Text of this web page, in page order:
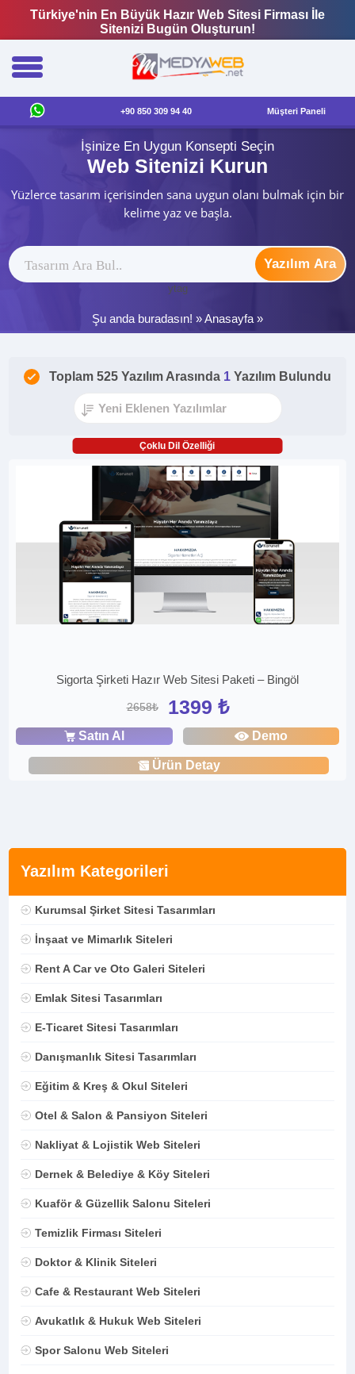
Türkiye'nin En Büyük Hazır Web Sitesi Firması İle
Sitenizi Bugün Oluşturun!
+90 850 309 94 40 Müşteri Paneli
İşinize En Uygun Konsepti Seçin
Web Sitenizi Kurun
Yüzlerce tasarım içerisinden sana uygun olanı bulmak için bir
kelime yaz ve başla.
Yazılım Ara
ytag
Şu anda buradasın! »Anasayfa »
Yazılım Kategorileri
Kurumsal Şirket Sitesi Tasarımları
İnşaat ve Mimarlık Siteleri
Rent A Car ve Oto Galeri Siteleri
Emlak Sitesi Tasarımları
E-Ticaret Sitesi Tasarımları
Danışmanlık Sitesi Tasarımları
Eğitim & Kreş & Okul Siteleri
Otel & Salon & Pansiyon Siteleri
Nakliyat & Lojistik Web Siteleri
Dernek & Belediye & Köy Siteleri
Kuaför & Güzellik Salonu Siteleri
Temizlik Firması Siteleri
Doktor & Klinik Siteleri
Cafe & Restaurant Web Siteleri
Avukatlık & Hukuk Web Siteleri
Spor Salonu Web Siteleri
Toplam 525 Yazılım Arasında 1 Yazılım Bulundu
Çoklu Dil Özelliği
Sigorta Şirketi Hazır Web Sitesi Paketi – Bingöl
2658₺ 1399 ₺
Satın Al Demo
Ürün Detay